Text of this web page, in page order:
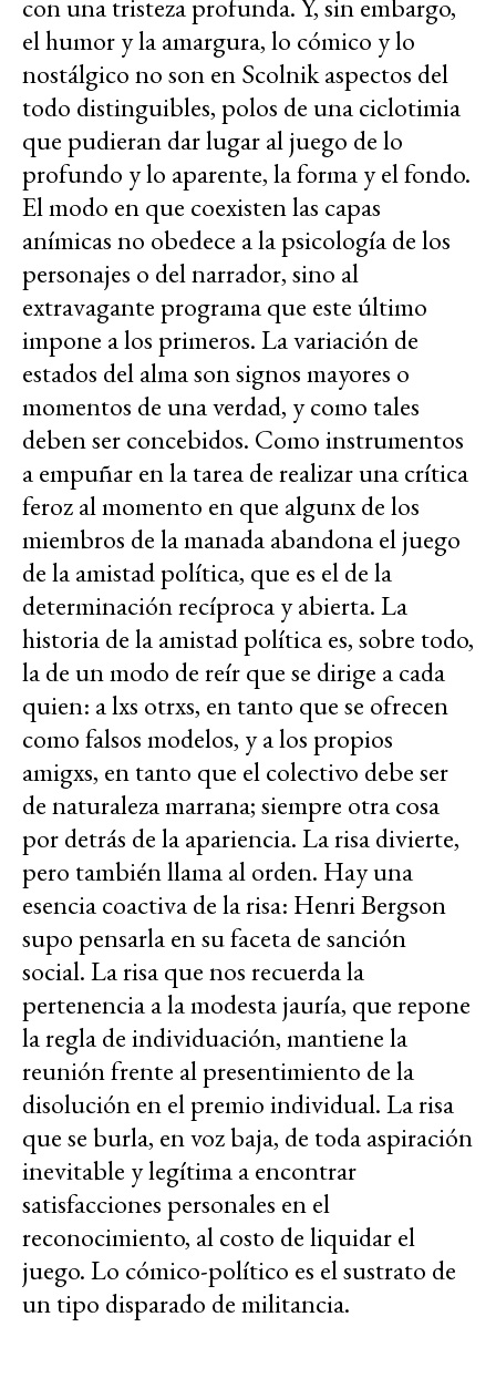
con una tristeza profunda. Y, sin embargo,
el humor y la amargura, lo cómico y lo
nostálgico no son en Scolnik aspectos del
todo distinguibles, polos de una ciclotimia
que pudieran dar lugar al juego de lo
profundo y lo aparente, la forma y el fondo.
El modo en que coexisten las capas
anímicas no obedece a la psicología de los
personajes o del narrador, sino al
extravagante programa que este último
impone a los primeros. La variación de
estados del alma son signos mayores o
momentos de una verdad, y como tales
deben ser concebidos. Como instrumentos
a empuñar en la tarea de realizar una crítica
feroz al momento en que algunx de los
miembros de la manada abandona el juego
de la amistad política, que es el de la
determinación recíproca y abierta. La
historia de la amistad política es, sobre todo,
la de un modo de reír que se dirige a cada
quien: a lxs otrxs, en tanto que se ofrecen
como falsos modelos, y a los propios
amigxs, en tanto que el colectivo debe ser
de naturaleza marrana; siempre otra cosa
por detrás de la apariencia. La risa divierte,
pero también llama al orden. Hay una
esencia coactiva de la risa: Henri Bergson
supo pensarla en su faceta de sanción
social. La risa que nos recuerda la
pertenencia a la modesta jauría, que repone
la regla de individuación, mantiene la
reunión frente al presentimiento de la
disolución en el premio individual. La risa
que se burla, en voz baja, de toda aspiración
inevitable y legítima a encontrar
satisfacciones personales en el
reconocimiento, al costo de liquidar el
juego. Lo cómico-político es el sustrato de
un tipo disparado de militancia.